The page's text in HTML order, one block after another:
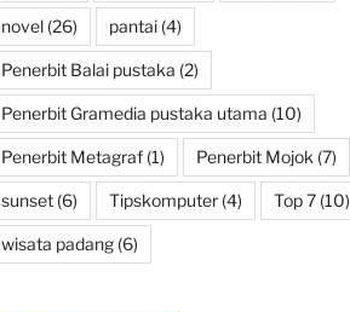
novel(26) pantai(4)
Penerbit Balai pustaka (2)
Penerbit Gramedia pustaka utama (10)
Penerbit Metagraf(1) Penerbit Mojok (7)
sunset(6) Tipskomputer(4) Top 7(10)
wisata padang(6)